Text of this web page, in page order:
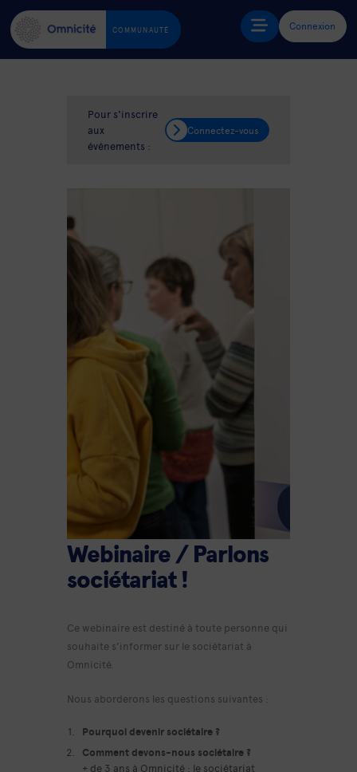
COMMUNAUTÉ Connexion
Pour s'inscrire
aux
événements :
Connectez-vous
Webinaire / Parlons
sociétariat !
Ce webinaire est destiné à toute personne qui
souhaite s’informer sur le sociétariat à
Omnicité.
Nous aborderons les questions suivantes :
Pourquoi devenir sociétaire ?
Comment devons-nous sociétaire ?
+ de 3 ans à Omnicité : le sociétariat